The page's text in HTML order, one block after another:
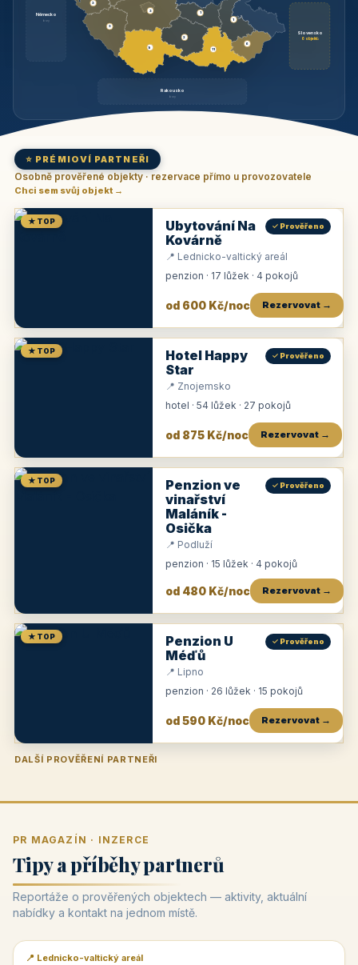
Německo
brzy
Slovensko
6 objektů
Rakousko
brzy
3
9
3
3
1
2
11
1
6
⭐ PRÉMIOVÍ PARTNEŘI
Osobně prověřené objekty · rezervace přímo u provozovatele
Chci sem svůj objekt →
★ TOP
Ubytování Na
Kovárně
✓ Prověřeno
📍 Lednicko-valtický areál
penzion · 17 lůžek · 4 pokojů
od 600 Kč/noc Rezervovat →
★ TOP
Hotel Happy
Star
✓ Prověřeno
📍 Znojemsko
hotel · 54 lůžek · 27 pokojů
od 875 Kč/noc Rezervovat →
★ TOP
Penzion ve
vinařství
Maláník -
Osička
✓ Prověřeno
📍 Podluží
penzion · 15 lůžek · 4 pokojů
od 480 Kč/noc Rezervovat →
★ TOP
Penzion U
Méďů
✓ Prověřeno
📍 Lipno
penzion · 26 lůžek · 15 pokojů
od 590 Kč/noc Rezervovat →
DALŠÍ PROVĚŘENÍ PARTNEŘI
Penzion U Zámku Pension Faber
PR MAGAZÍN · INZERCE
Tipy a příběhy partnerů
Reportáže o prověřených objektech — aktivity, aktuální
nabídky a kontakt na jednom místě.
📰 PR článek
📍 Lednicko-valtický areál